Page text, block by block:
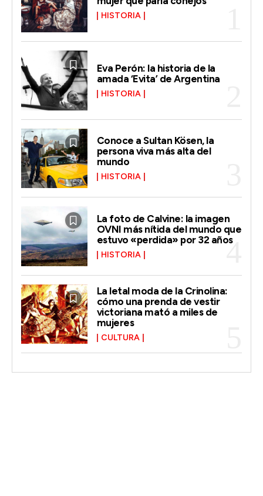
HISTORIA
Eva Perón: la historia de la
amada ‘Evita’ de Argentina
HISTORIA
Conoce a Sultan Kösen, la
persona viva más alta del
mundo
HISTORIA
La foto de Calvine: la imagen
OVNI más nítida del mundo que
estuvo «perdida» por 32 años
HISTORIA
La letal moda de la Crinolina:
cómo una prenda de vestir
victoriana mató a miles de
mujeres
CULTURA